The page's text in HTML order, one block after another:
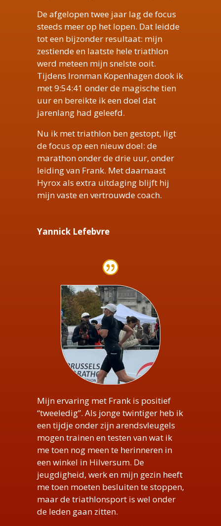
De afgelopen twee jaar lag de focus
steeds meer op het lopen. Dat leidde
tot een bijzonder resultaat: mijn
zestiende en laatste hele triathlon
werd meteen mijn snelste ooit.
Tijdens Ironman Kopenhagen dook ik
met 9:54:41 onder de magische tien
uur en bereikte ik een doel dat
jarenlang had geleefd.
Nu ik met triathlon ben gestopt, ligt
de focus op een nieuw doel: de
marathon onder de drie uur, onder
leiding van Frank. Met daarnaast
Hyrox als extra uitdaging blijft hij
mijn vaste en vertrouwde coach.
Yannick Lefebvre
Mijn ervaring met Frank is positief
“tweeledig”. Als jonge twintiger heb ik
een tijdje onder zijn arendsvleugels
mogen trainen en testen van wat ik
me toen nog meen te herinneren in
een winkel in Hilversum. De
jeugdigheid, werk en mijn gezin heeft
me toen moeten besluiten te stoppen,
maar de triathlonsport is wel onder
de leden gaan zitten.